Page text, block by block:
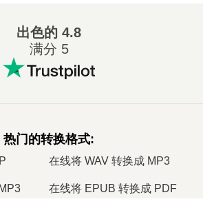
出色的 4.8
满分 5
热门的转换格式:
在线将 WAV 转换成 MP3
在线将 EPUB 转换成 PDF